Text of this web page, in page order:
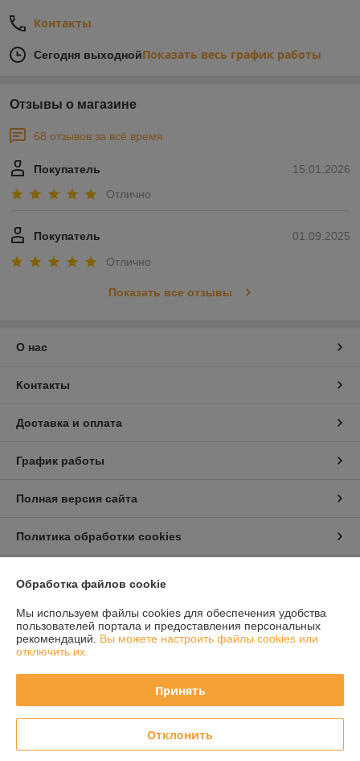
Контакты
Сегодня выходнойПоказать весь график работы
Отзывы о магазине
68 отзывов за всё время
15.01.2026
Покупатель
Отлично
01.09.2025
Покупатель
Отлично
Показать все отзывы
О нас
Контакты
Доставка и оплата
График работы
Полная версия сайта
Политика обработки cookies
Юридическое лицо:Общество с ограниченной ответственностью "Ом-
сервис"
223054, Минский район, а/г Острошицкий городок, ул.Ленина, д1/3
Обработка файлов cookie
Мы используем файлы cookies для обеспечения удобства
пользователей портала и предоставления персональных
рекомендаций. Вы можете настроить файлы cookies или
отключить их.
Принять
Отклонить